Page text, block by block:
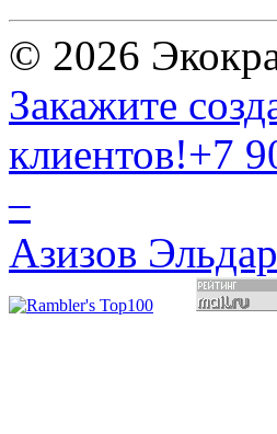
© 2026
Закажите
клиентов!+7
–
Азизов Эльдар